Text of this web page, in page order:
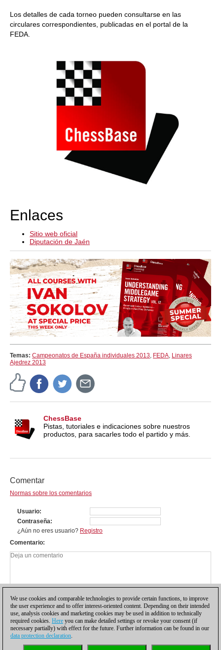
Los detalles de cada torneo pueden consultarse en las
circulares correspondientes, publicadas en el portal de la
FEDA.
Enlaces
Sitio web oficial
Diputación de Jaén
Temas: Campeonatos de España individuales 2013, FEDA, Linares
Ajedrez 2013
ChessBase
Pistas, tutoriales e indicaciones sobre nuestros
productos, para sacarles todo el partido y más.
Comentar
Normas sobre los comentarios
Usuario
Contraseña
¿Aún no eres usuario? Registro
Comentario
We use cookies and comparable technologies to provide certain functions, to improve
the user experience and to offer interest-oriented content. Depending on their intended
use, analysis cookies and marketing cookies may be used in addition to technically
required cookies. Here you can make detailed settings or revoke your consent (if
necessary partially) with effect for the future. Further information can be found in our
data protection declaration.